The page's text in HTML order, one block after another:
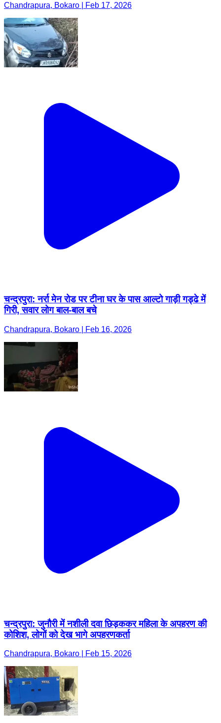
Chandrapura, Bokaro | Feb 17, 2026
चन्द्रपुरा: नर्रा मेन रोड पर टीना घर के पास आल्टो गाड़ी गड्ढे में
गिरी, सवार लोग बाल-बाल बचे
Chandrapura, Bokaro | Feb 16, 2026
चन्द्रपुरा: जुनौरी में नशीली दवा छिड़ककर महिला के अपहरण की
कोशिश, लोगों को देख भागे अपहरणकर्ता
Chandrapura, Bokaro | Feb 15, 2026